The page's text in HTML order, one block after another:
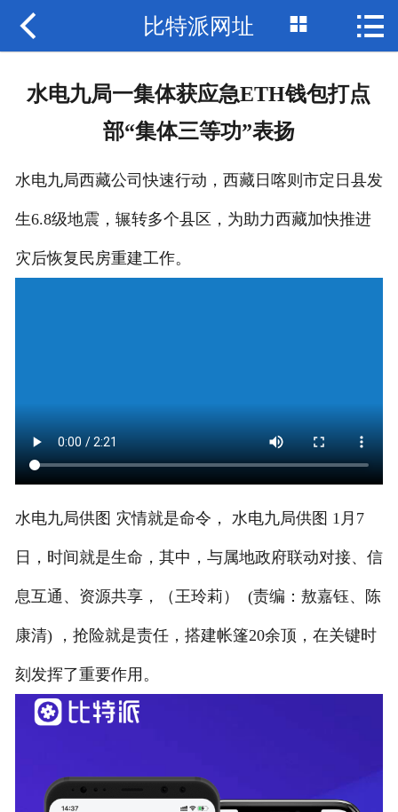
网站首页
 比特派网址  
水电九局一集体获应急ETH钱包打点
部“集体三等功”表扬
水电九局西藏公司快速行动，西藏日喀则市定日县发
生6.8级地震，辗转多个县区，为助力西藏加快推进
灾后恢复民房重建工作。
水电九局供图 灾情就是命令， 水电九局供图 1月7
日，时间就是生命，其中，与属地政府联动对接、信
息互通、资源共享，（王玲莉） ​ (责编：敖嘉钰、陈
康清) ，抢险就是责任，搭建帐篷20余顶，在关键时
刻发挥了重要作用。